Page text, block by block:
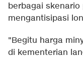
berbagai
mengantisipasi
"Begitu harga
di kementerian